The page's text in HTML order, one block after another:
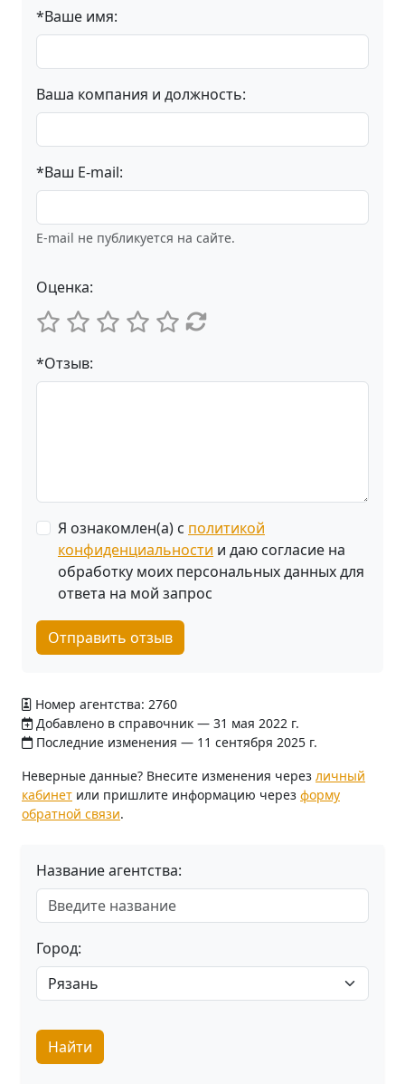
*Ваше имя:
Ваша компания и должность:
*Ваш E-mail:
E-mail не публикуется на сайте.
Оценка:
*Отзыв:
Я ознакомлен(а) с политикой
конфиденциальности и даю согласие на
обработку моих персональных данных для
ответа на мой запрос
Отправить отзыв
Номер агентства: 2760
Добавлено в справочник — 31 мая 2022 г.
Последние изменения — 11 сентября 2025 г.
Неверные данные? Внесите изменения через личный
кабинет или пришлите информацию через форму
обратной связи.
Название агентства:
Город:
Найти